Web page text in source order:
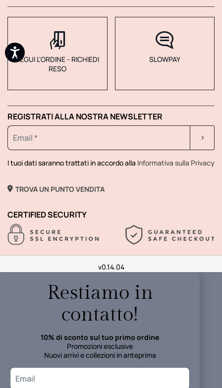
SEGUI L'ORDINE - RICHIEDI
RESO
SLOWPAY
REGISTRATI ALLA NOSTRA NEWSLETTER
I tuoi dati saranno trattati in accordo alla Informativa sulla Privacy
TROVA UN PUNTO VENDITA
CERTIFIED SECURITY
v0.14.04
Restiamo in
contatto!
10% di sconto sul tuo primo ordine
Promozioni esclusive
Nuovi arrivi e collezioni in anteprima